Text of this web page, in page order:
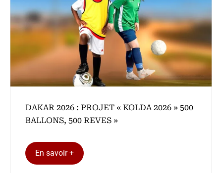
DAKAR 2026 : PROJET « KOLDA 2026 » 500
BALLONS, 500 REVES »
En savoir +